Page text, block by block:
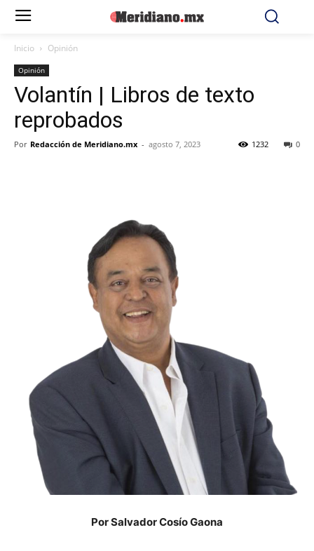
Inicio Opinión
Opinión
Volantín | Libros de texto
reprobados
Por Redacción de Meridiano.mx - agosto 7, 2023 0
1232
Por Salvador Cosío Gaona